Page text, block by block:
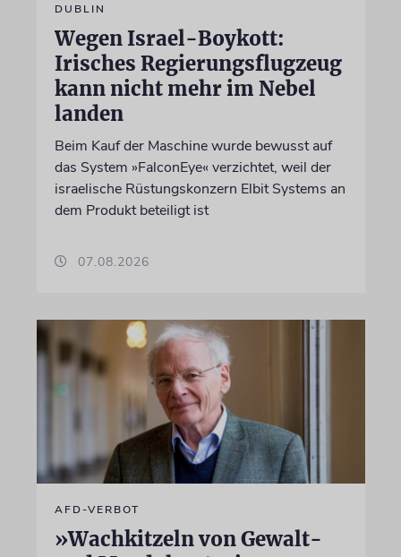
DUBLIN
Wegen Israel-Boykott:
Irisches Regierungsflugzeug
kann nicht mehr im Nebel
landen
Beim Kauf der Maschine wurde bewusst auf
das System »FalconEye« verzichtet, weil der
israelische Rüstungskonzern Elbit Systems an
dem Produkt beteiligt ist
07.08.2026
AFD-VERBOT
»Wachkitzeln von Gewalt-